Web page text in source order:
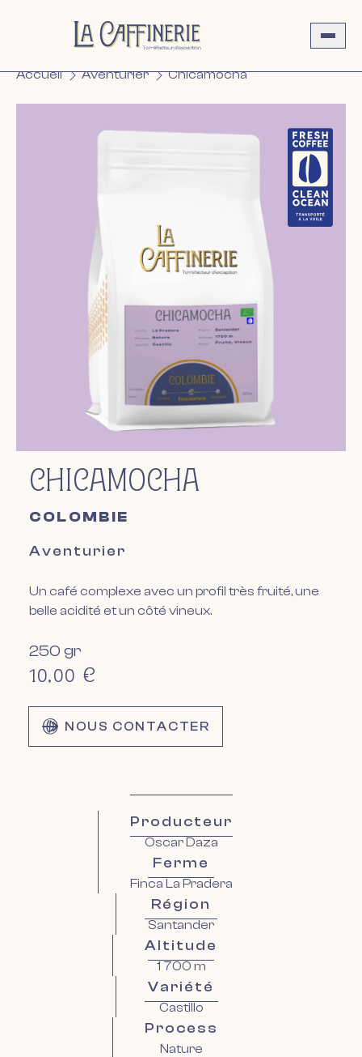
Accueil
Aventurier Chicamocha
CHICAMOCHA
COLOMBIE
Aventurier
Un café complexe avec un profil très fruité, une
belle acidité et un côté vineux.
250 gr
10,00 €
NOUS CONTACTER
Producteur
Oscar Daza
Ferme
Finca La Pradera
Région
Santander
Altitude
1 700 m
Variété
Castillo
Process
Nature